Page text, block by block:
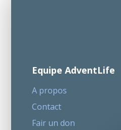
Equipe AdventLife
A propos
Contact
Fair un don